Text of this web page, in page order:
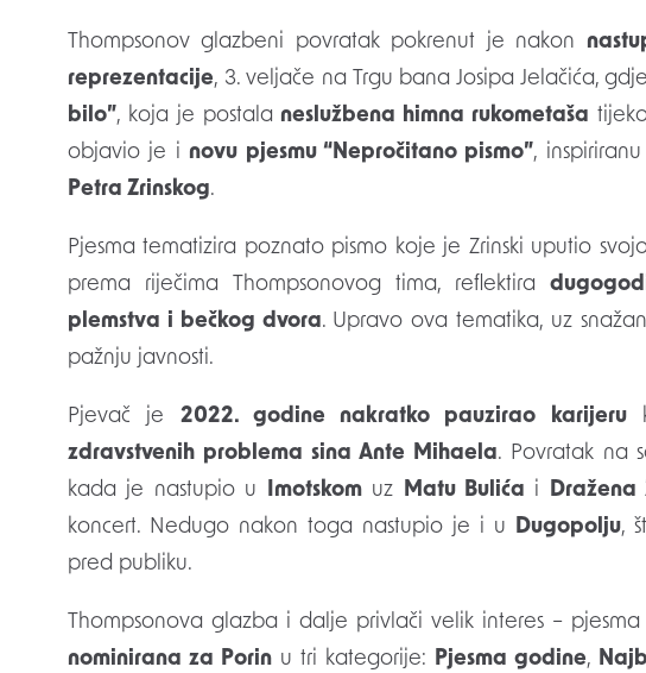
Thompsonov glazbeni povratak pokrenut je nakon
reprezentacije, 3. veljače na Trgu bana Josipa Jelačića,
bilo”, koja je postala neslužbena himna rukometaša
objavio je i novu pjesmu “Nepročitano pismo”,
Petra Zrinskog.
Pjesma tematizira poznato pismo koje je Zrinski uputio
prema riječima Thompsonovog tima, reflektira
plemstva i bečkog dvora. Upravo ova tematika, uz
pažnju javnosti.
Pjevač je 2022. godine nakratko pauzirao karijeru
zdravstvenih problema sina Ante Mihaela. Povratak na
kada je nastupio u Imotskomuz Matu Bulića i Dražena
koncert. Nedugo nakon toga nastupio je i u Dugopolju,
pred publiku.
Thompsonova glazba i dalje privlači velik interes –
nominirana za Porin u tri kategorije: Pjesma godine,